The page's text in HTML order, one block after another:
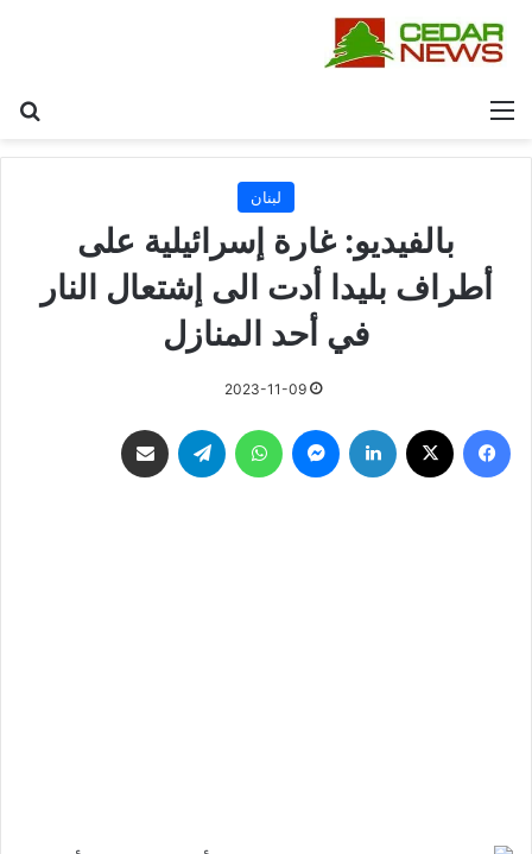
القائمة
لبنان
بالفيديو: غارة إسرائيلية على
أطراف بليدا أدت الى إشتعال النار
في أحد المنازل
2023-11-09
فيسبوك لينكدإن ماسنجر واتساب تيلقرام